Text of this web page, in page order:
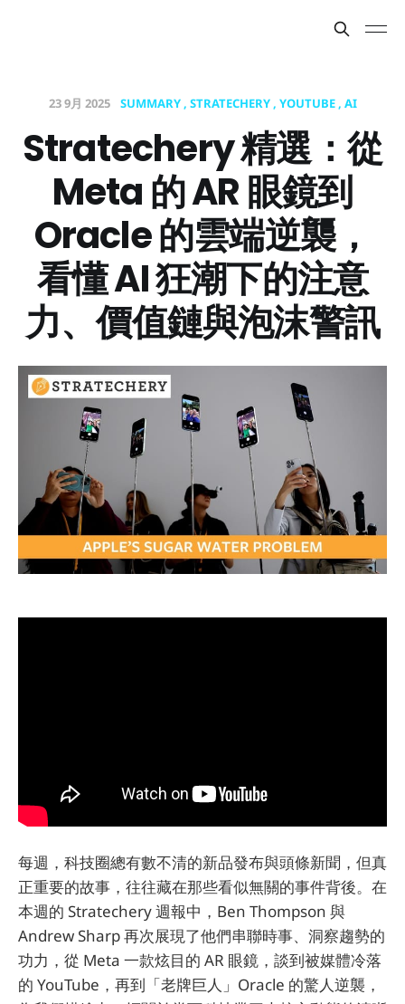
23 9月 2025 SUMMARY STRATECHERY YOUTUBE AI
Stratechery 精選：從
Meta 的 AR 眼鏡到
Oracle 的雲端逆襲，
看懂 AI 狂潮下的注意
力、價值鏈與泡沫警訊
每週，科技圈總有數不清的新品發布與頭條新聞，但真
正重要的故事，往往藏在那些看似無關的事件背後。在
本週的 Stratechery 週報中，Ben Thompson 與
Andrew Sharp 再次展現了他們串聯時事、洞察趨勢的
功力，從 Meta 一款炫目的 AR 眼鏡，談到被媒體冷落
的 YouTube，再到「老牌巨人」Oracle 的驚人逆襲，